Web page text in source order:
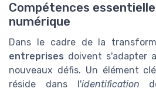
Compétences
numérique
Dans le cadre de la
entreprises doivent s'adapter
nouveaux défis. Un élément
réside dans l'identification